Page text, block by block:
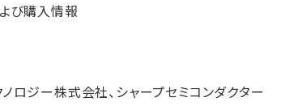
び購入情報
ロジー株式会社、シャープセミコンダクター